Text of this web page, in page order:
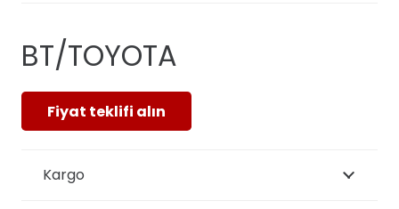
BT/TOYOTA
Fiyat teklifi alın
Kargo